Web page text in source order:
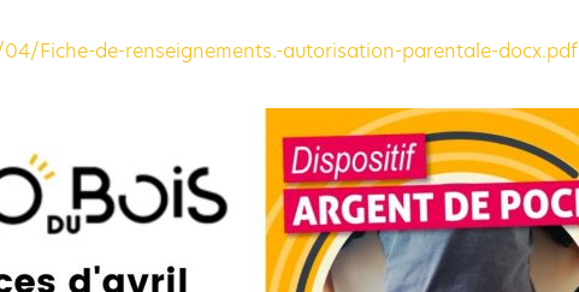
Fiche-de-renseignements.-autorisation-parentale-docx.pdf